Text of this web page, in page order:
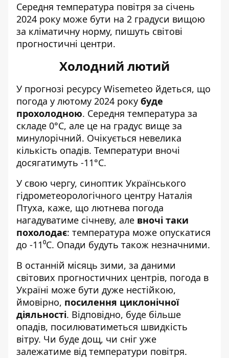
Середня температура повітря за січень
2024 року може бути на 2 градуси вищою
за кліматичну норму, пишуть світові
прогностичні центри.
Холодний лютий
У прогнозі ресурсу Wisemeteo йдеться, що
погода у лютому 2024 року буде
прохолодною. Середня температура за
складе 0°C, але це на градус вище за
минулорічний. Очікується невелика
кількість опадів. Температури вночі
досягатимуть -11°C.
У свою чергу, синоптик Українського
гідрометеорологічного центру Наталія
Птуха, каже, що лютнева погода
нагадуватиме січневу, але вночі таки
похолодає: температура може опускатися
до -11⁰С. Опади будуть також незначними.
В останній місяць зими, за даними
світових прогностичних центрів, погода в
Україні може бути дуже нестійкою,
ймовірно, посилення циклонічної
діяльності. Відповідно, буде більше
опадів, посилюватиметься швидкість
вітру. Чи буде дощ, чи сніг уже
залежатиме від температури повітря.